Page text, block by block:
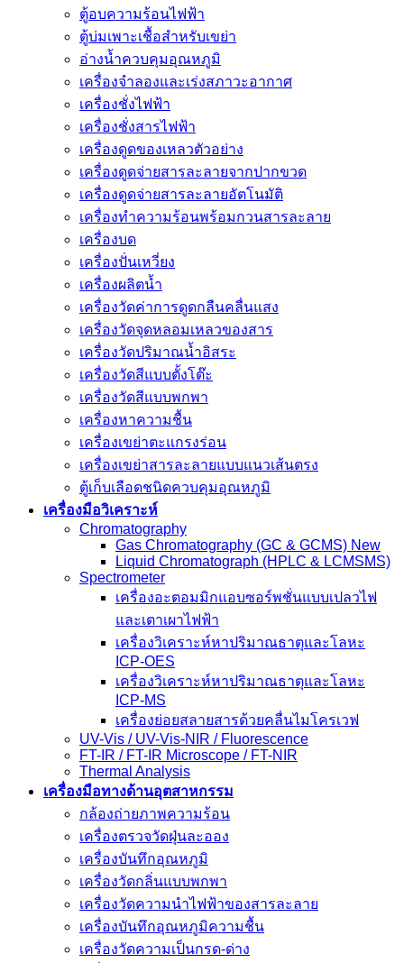
ตู้อบความร้อนไฟฟ้า
ตู้บ่มเพาะเชื้อสำหรับเขย่า
อ่างน้ำควบคุมอุณหภูมิ
เครื่องจำลองและเร่งสภาวะอากาศ
เครื่องชั่งไฟฟ้า
เครื่องชั่งสารไฟฟ้า
เครื่องดูดของเหลวตัวอย่าง
เครื่องดูดจ่ายสารละลายจากปากขวด
เครื่องดูดจ่ายสารละลายอัตโนมัติ
เครื่องทำความร้อนพร้อมกวนสารละลาย
เครื่องบด
เครื่องปั่นเหวี่ยง
เครื่องผลิตน้ำ
เครื่องวัดค่าการดูดกลืนคลื่นแสง
เครื่องวัดจุดหลอมเหลวของสาร
เครื่องวัดปริมาณน้ำอิสระ
เครื่องวัดสีแบบตั้งโต๊ะ
เครื่องวัดสีแบบพกพา
เครื่องหาความชื้น
เครื่องเขย่าตะแกรงร่อน
เครื่องเขย่าสารละลายแบบแนวเส้นตรง
ตู้เก็บเลือดชนิดควบคุมอุณหภูมิ
เครื่องมือวิเคราะห์
Chromatography
Gas Chromatography (GC & GCMS) New
Liquid Chromatograph (HPLC & LCMSMS)
Spectrometer
เครื่องอะตอมมิกแอบซอร์พชั่นแบบเปลวไฟ
และเตาเผาไฟฟ้า
เครื่องวิเคราะห์หาปริมาณธาตุและโลหะ
ICP-OES
เครื่องวิเคราะห์หาปริมาณธาตุและโลหะ
ICP-MS
เครื่องย่อยสลายสารด้วยคลื่นไมโครเวฟ
UV-Vis / UV-Vis-NIR / Fluorescence
FT-IR / FT-IR Microscope / FT-NIR
Thermal Analysis
เครื่องมือทางด้านอุตสาหกรรม
กล้องถ่ายภาพความร้อน
เครื่องตรวจวัดฝุ่นละออง
เครื่องบันทึกอุณหภูมิ
เครื่องวัดกลิ่นแบบพกพา
เครื่องวัดความนําไฟฟ้าของสารละลาย
เครื่องบันทึกอุณหภูมิความชื้น
เครื่องวัดความเป็นกรด-ด่าง